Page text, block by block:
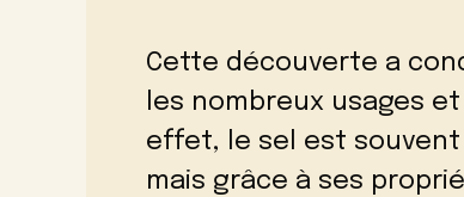
Cette découverte a
les nombreux usages
effet, le sel est souvent
mais grâce à ses